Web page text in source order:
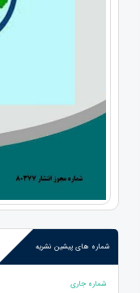
شماره های پیشین نشریه
شماره جاری